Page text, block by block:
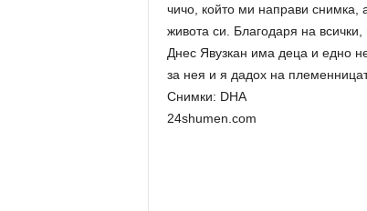
чичо, който ми направи снимка,
живота си. Благодаря на
Днес Явузкан има деца и едно
за нея и я дадох на
Снимки: DHA
24shumen.com